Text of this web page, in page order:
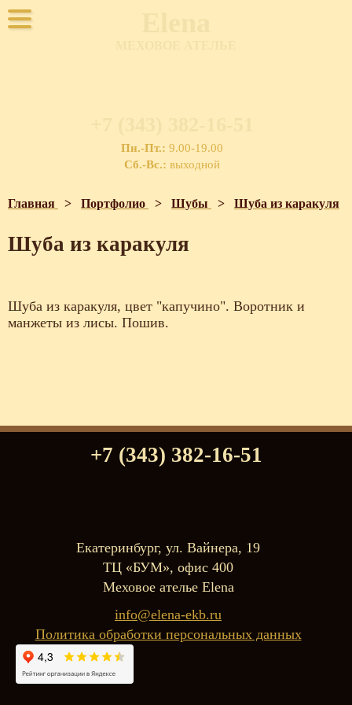
Пн.-Пт.: 9.00-19.00
Сб.-Вс.: выходной
Главная > Портфолио > Шубы > Шуба из каракуля
Шуба из каракуля
Шуба из каракуля, цвет "капучино". Воротник и
манжеты из лисы. Пошив.
+7 (343) 382-16-51
Екатеринбург, ул. Вайнера, 19
ТЦ «БУМ», офис 400
Меховое ателье Elena
info@elena-ekb.ru
Политика обработки персональных данных